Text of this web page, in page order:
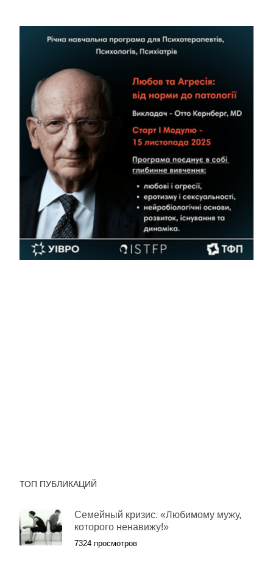
ТОП ПУБЛИКАЦИЙ
Семейный кризис. «Любимому мужу,
которого ненавижу!»
7324 просмотров